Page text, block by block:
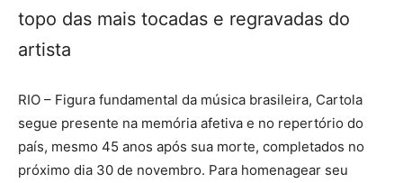
topo das mais tocadas e regravadas do
artista
RIO – Figura fundamental da música brasileira, Cartola
segue presente na memória afetiva e no repertório do
país, mesmo 45 anos após sua morte, completados no
próximo dia 30 de novembro. Para homenagear seu